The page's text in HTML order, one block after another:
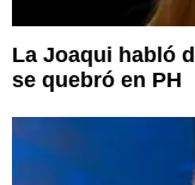
La Joaqui habló
se quebró en PH